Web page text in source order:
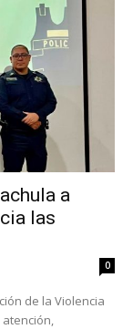
a
las
0
de la Violencia